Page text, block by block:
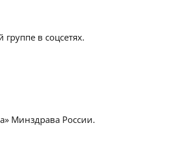
в соцсетях.
Минздрава России.